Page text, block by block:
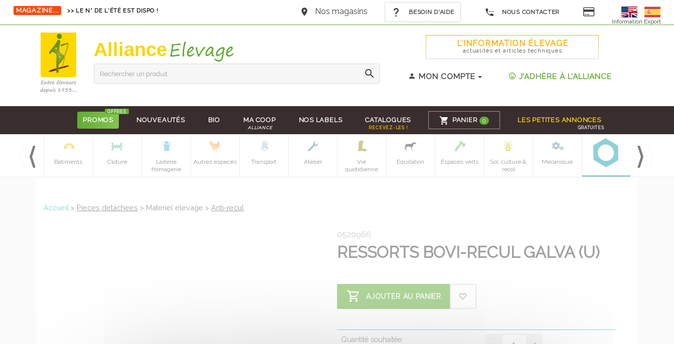
MAGAZINE... >> LE N° DE L'ÉTÉ EST DISPO ! Nos magasins BESOIN D'AIDE
NOUS CONTACTER
Information Export
Alliance
Rechercher un produit
L'INFORMATION ÉLEVAGE
actualités et articles techniques
MON COMPTE J'ADHÈRE À L'ALLIANCE
PROMOS
OFFRES
NOUVEAUTÉS BIO MA COOP
ALLIANCE
NOS LABELS CATALOGUES
RECEVEZ-LES !
PANIER 0 LES PETITES ANNONCES
GRATUITES
Equipements
Batiments Cloture
Laiterie
fromagerie
Autres especes Transport Atelier
Vie
quotidienne
Equitation Espaces verts
Sol, culture &
recol
Mecanique
Accueil > Pieces detachees > Materiel elevage > Anti-recul
0520966
RESSORTS BOVI-RECUL GALVA (U)
AJOUTER AU PANIER
Quantité souhaitée